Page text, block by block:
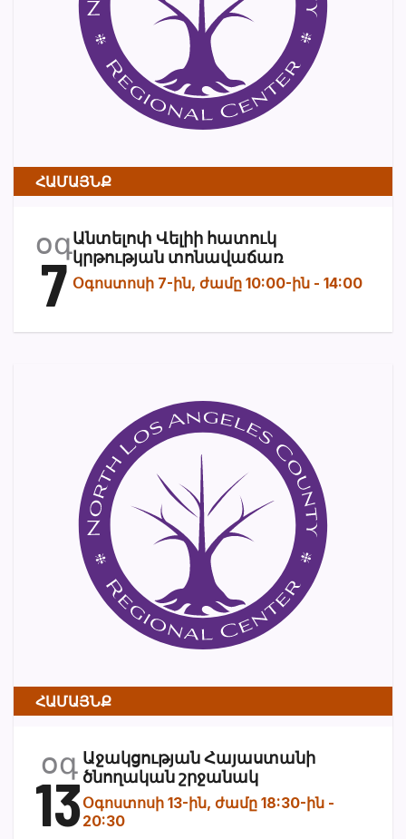
ՀԱՄԱՅՆՔ
օգ
7
Անտելոփ Վելիի հատուկ
կրթության տոնավաճառ
Օգոստոսի 7-ին, ժամը 10:00-ին - 14:00
ՀԱՄԱՅՆՔ
օգ
13
Աջակցության Հայաստանի
ծնողական շրջանակ
Օգոստոսի 13-ին, ժամը 18:30-ին -
20:30